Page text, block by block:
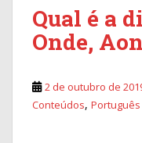
Qual é a
Onde,
2 de outubro de
Conteúdos, Português